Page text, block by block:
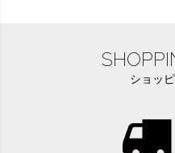
ショッ